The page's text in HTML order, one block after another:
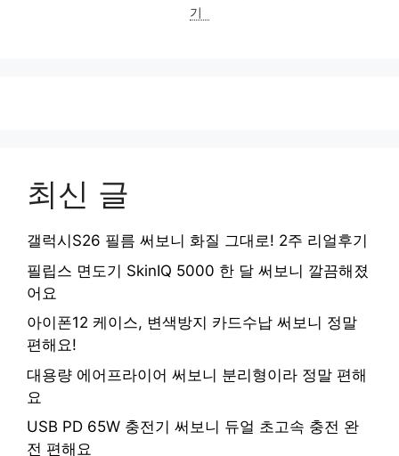
기
최신 글
갤럭시S26 필름 써보니 화질 그대로! 2주 리얼후기
필립스 면도기 SkinIQ 5000 한 달 써보니 깔끔해졌
어요
아이폰12 케이스, 변색방지 카드수납 써보니 정말
편해요!
대용량 에어프라이어 써보니 분리형이라 정말 편해
요
USB PD 65W 충전기 써보니 듀얼 초고속 충전 완
전 편해요